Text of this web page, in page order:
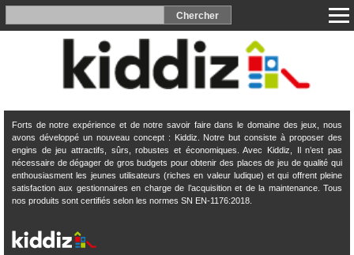
Forts de notre expérience et de notre savoir faire dans le domaine des jeux, nous
avons développé un nouveau concept : Kiddiz. Notre but consiste à proposer des
engins de jeu attractifs, sûrs, robustes et économiques. Avec Kiddiz, Il n’est pas
nécessaire de dégager de gros budgets pour obtenir des places de jeu de qualité qui
enthousiasment les jeunes utilisateurs (riches en valeur ludique) et qui offrent pleine
satisfaction aux gestionnaires en charge de l’acquisition et de la maintenance. Tous
nos produits sont certifiés selon les normes SN EN-1176:2018.